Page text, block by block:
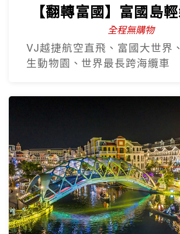
【翻轉富國】富國島
全程無購物
VJ越捷航空直飛、富國大世界
生動物園、世界最長跨海纜車